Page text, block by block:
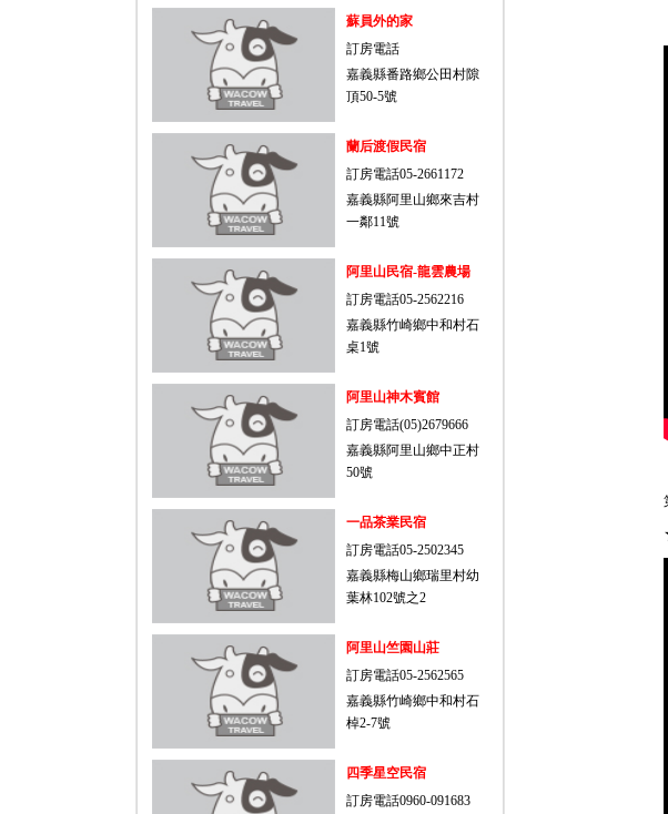
蘇員外的家
訂房電話
嘉義縣番路鄉公田村隙
頂50-5號
蘭后渡假民宿
訂房電話05-2661172
嘉義縣阿里山鄉來吉村
一鄰11號
阿里山民宿-龍雲農場
訂房電話05-2562216
嘉義縣竹崎鄉中和村石
桌1號
阿里山神木賓館
訂房電話(05)2679666
嘉義縣阿里山鄉中正村
50號
一品茶業民宿
訂房電話05-2502345
嘉義縣梅山鄉瑞里村幼
葉林102號之2
阿里山竺園山莊
訂房電話05-2562565
嘉義縣竹崎鄉中和村石
棹2-7號
四季星空民宿
訂房電話0960-091683